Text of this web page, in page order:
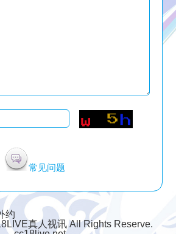
常见问题
约
真人视讯 All Rights Reserve.